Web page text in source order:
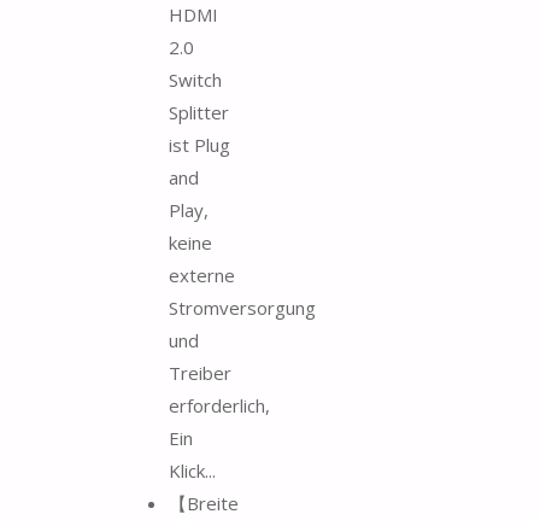
HDMI
2.0
Switch
Splitter
ist Plug
and
Play,
keine
externe
Stromversorgung
und
Treiber
erforderlich,
Ein
Klick...
【Breite